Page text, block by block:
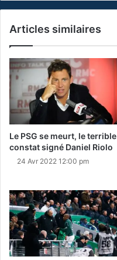
Articles similaires
Le PSG se meurt, le terrible
constat signé Daniel Riolo
24 Avr 2022 12:00 pm